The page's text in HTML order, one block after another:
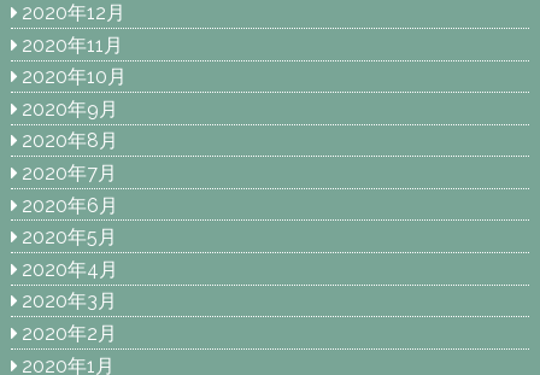
2020年12月
2020年11月
2020年10月
2020年9月
2020年8月
2020年7月
2020年6月
2020年5月
2020年4月
2020年3月
2020年2月
2020年1月